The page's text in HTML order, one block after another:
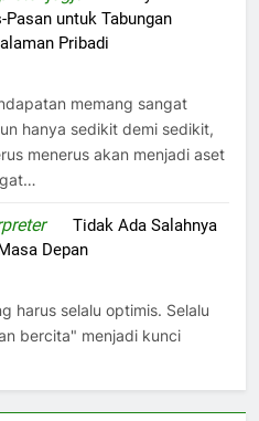
Pasan untuk Tabungan
Pribadi
memang sangat
hanya sedikit demi sedikit,
menerus akan menjadi aset
onTidak Ada Salahnya
Depan
harus selalu optimis. Selalu
bercita" menjadi kunci